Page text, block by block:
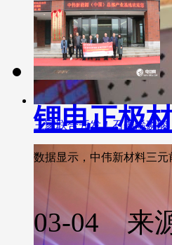
三家联合开发！石墨烯磷酸
锂电正极
数据显示，中伟新材料三
03-04 来